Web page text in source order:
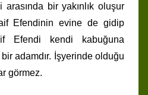
arasında bir yakınlık oluşur
Efendinin evine de gidip
Efendi kendi kabuğuna
adamdır. İşyerinde olduğu
görmez.